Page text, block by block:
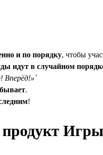
и по порядку, чтобы
идут в случайном
Вперёд!»`
.
!